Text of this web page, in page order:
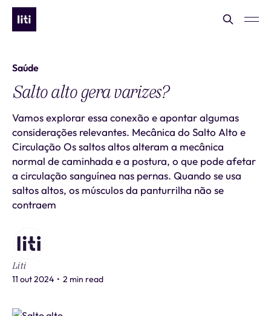
Saúde
Salto alto gera varizes?
Vamos explorar essa conexão e apontar algumas
considerações relevantes. Mecânica do Salto Alto e
Circulação Os saltos altos alteram a mecânica
normal de caminhada e a postura, o que pode afetar
a circulação sanguínea nas pernas. Quando se usa
saltos altos, os músculos da panturrilha não se
contraem
Liti
11 out 2024 • 2 min read